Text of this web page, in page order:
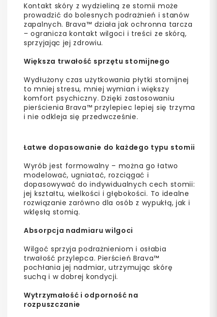
Kontakt skóry z wydzieliną ze stomii może
prowadzić do bolesnych podrażnień i stanów
zapalnych. Brava™ działa jak ochronna tarcza
– ogranicza kontakt wilgoci i treści ze skórą,
sprzyjając jej zdrowiu.
Większa trwałość sprzętu stomijnego
Wydłużony czas użytkowania płytki stomijnej
to mniej stresu, mniej wymian i większy
komfort psychiczny. Dzięki zastosowaniu
pierścienia Brava™ przylepiec lepiej się trzyma
i nie odkleja się przedwcześnie.
Łatwe dopasowanie do każdego typu stomii
Wyrób jest formowalny – można go łatwo
modelować, ugniatać, rozciągać i
dopasowywać do indywidualnych cech stomii:
jej kształtu, wielkości i głębokości. To idealne
rozwiązanie zarówno dla osób z wypukłą, jak i
wklęsłą stomią.
Absorpcja nadmiaru wilgoci
Wilgoć sprzyja podrażnieniom i osłabia
trwałość przylepca. Pierścień Brava™
pochłania jej nadmiar, utrzymując skórę
suchą i w dobrej kondycji.
Wytrzymałość i odporność na
rozpuszczanie